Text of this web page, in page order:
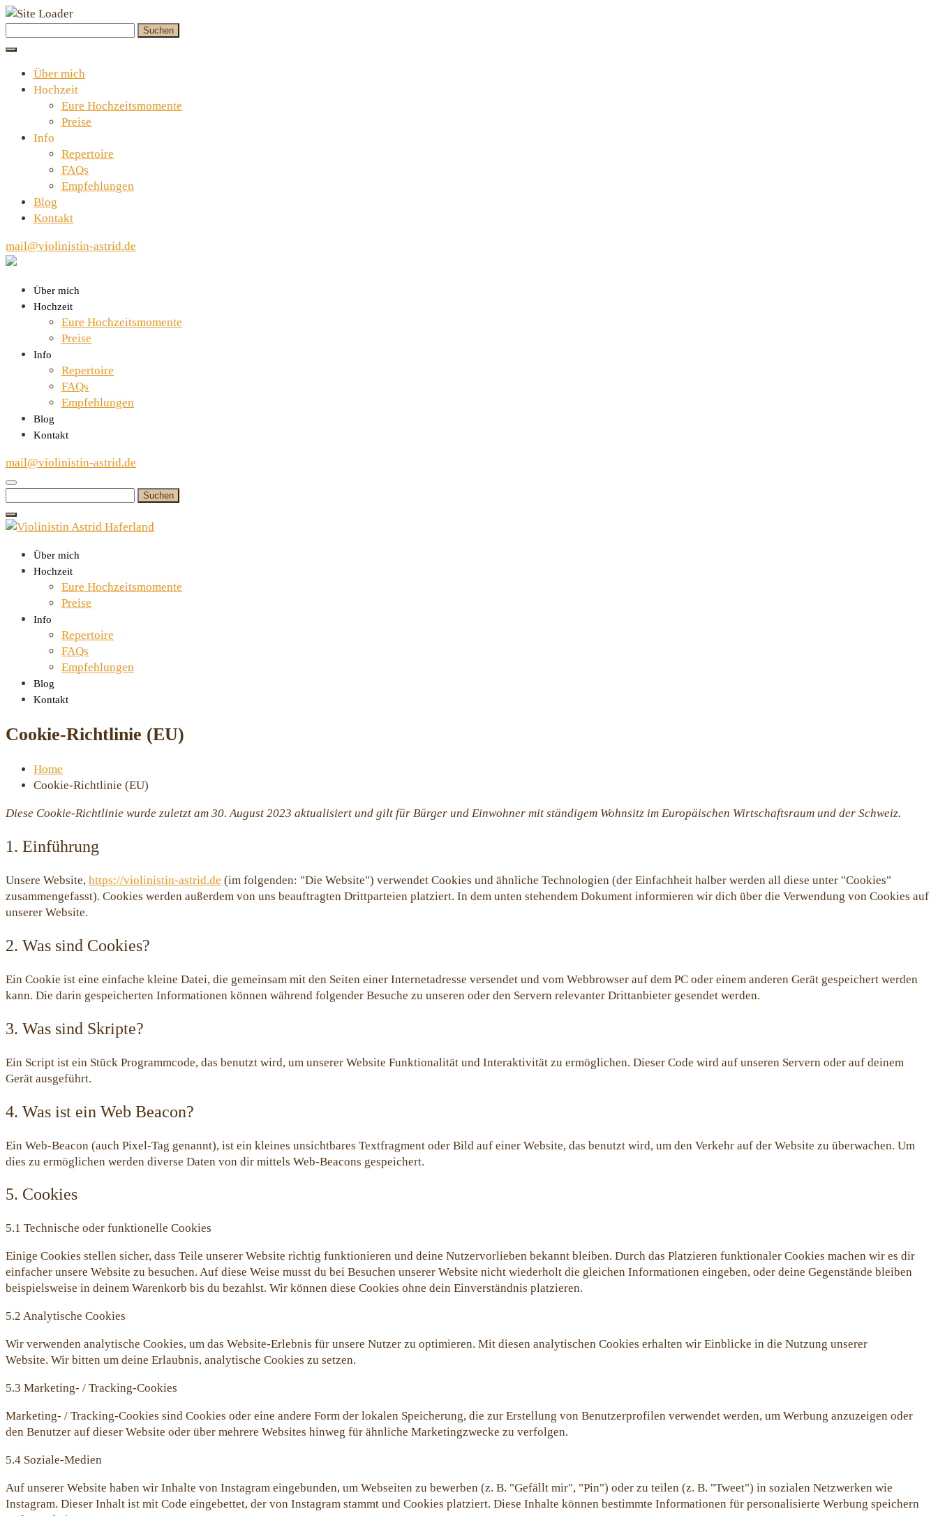
to
nach:
Über mich
Hochzeit
Eure Hochzeitsmomente
Preise
Info
Repertoire
FAQs
Empfehlungen
Blog
Kontakt
mail@violinistin-astrid.de
Über mich
Hochzeit
Eure Hochzeitsmomente
Preise
Info
Repertoire
FAQs
Empfehlungen
Blog
Kontakt
mail@violinistin-astrid.de
nach:
Über mich
Hochzeit
Eure Hochzeitsmomente
Preise
Info
Repertoire
FAQs
Empfehlungen
Blog
Kontakt
Cookie-Richtlinie (EU)
Home
Cookie-Richtlinie (EU)
Diese Cookie-Richtlinie wurde zuletzt am 30. August 2023 aktualisiert und gilt für Bürger und Einwohner mit ständigem Wohnsitz im Europäischen Wirtschaftsraum und der Schweiz.
1. Einführung
Unsere Website, https://violinistin-astrid.de (im folgenden: "Die Website") verwendet Cookies und ähnliche Technologien (der Einfachheit halber werden all diese unter "Cookies"
zusammengefasst). Cookies werden außerdem von uns beauftragten Drittparteien platziert. In dem unten stehendem Dokument informieren wir dich über die Verwendung von Cookies auf
unserer Website.
2. Was sind Cookies?
Ein Cookie ist eine einfache kleine Datei, die gemeinsam mit den Seiten einer Internetadresse versendet und vom Webbrowser auf dem PC oder einem anderen Gerät gespeichert werden
kann. Die darin gespeicherten Informationen können während folgender Besuche zu unseren oder den Servern relevanter Drittanbieter gesendet werden.
3. Was sind Skripte?
Ein Script ist ein Stück Programmcode, das benutzt wird, um unserer Website Funktionalität und Interaktivität zu ermöglichen. Dieser Code wird auf unseren Servern oder auf deinem
Gerät ausgeführt.
4. Was ist ein Web Beacon?
Ein Web-Beacon (auch Pixel-Tag genannt), ist ein kleines unsichtbares Textfragment oder Bild auf einer Website, das benutzt wird, um den Verkehr auf der Website zu überwachen. Um
dies zu ermöglichen werden diverse Daten von dir mittels Web-Beacons gespeichert.
5. Cookies
5.1 Technische oder funktionelle Cookies
Einige Cookies stellen sicher, dass Teile unserer Website richtig funktionieren und deine Nutzervorlieben bekannt bleiben. Durch das Platzieren funktionaler Cookies machen wir es dir
einfacher unsere Website zu besuchen. Auf diese Weise musst du bei Besuchen unserer Website nicht wiederholt die gleichen Informationen eingeben, oder deine Gegenstände bleiben
beispielsweise in deinem Warenkorb bis du bezahlst. Wir können diese Cookies ohne dein Einverständnis platzieren.
5.2 Analytische Cookies
Wir verwenden analytische Cookies, um das Website-Erlebnis für unsere Nutzer zu optimieren. Mit diesen analytischen Cookies erhalten wir Einblicke in die Nutzung unserer
Website. Wir bitten um deine Erlaubnis, analytische Cookies zu setzen.
5.3 Marketing- / Tracking-Cookies
Marketing- / Tracking-Cookies sind Cookies oder eine andere Form der lokalen Speicherung, die zur Erstellung von Benutzerprofilen verwendet werden, um Werbung anzuzeigen oder
den Benutzer auf dieser Website oder über mehrere Websites hinweg für ähnliche Marketingzwecke zu verfolgen.
5.4 Soziale-Medien
Auf unserer Website haben wir Inhalte von Instagram eingebunden, um Webseiten zu bewerben (z. B. "Gefällt mir", "Pin") oder zu teilen (z. B. "Tweet") in sozialen Netzwerken wie
Instagram. Dieser Inhalt ist mit Code eingebettet, der von Instagram stammt und Cookies platziert. Diese Inhalte können bestimmte Informationen für personalisierte Werbung speichern